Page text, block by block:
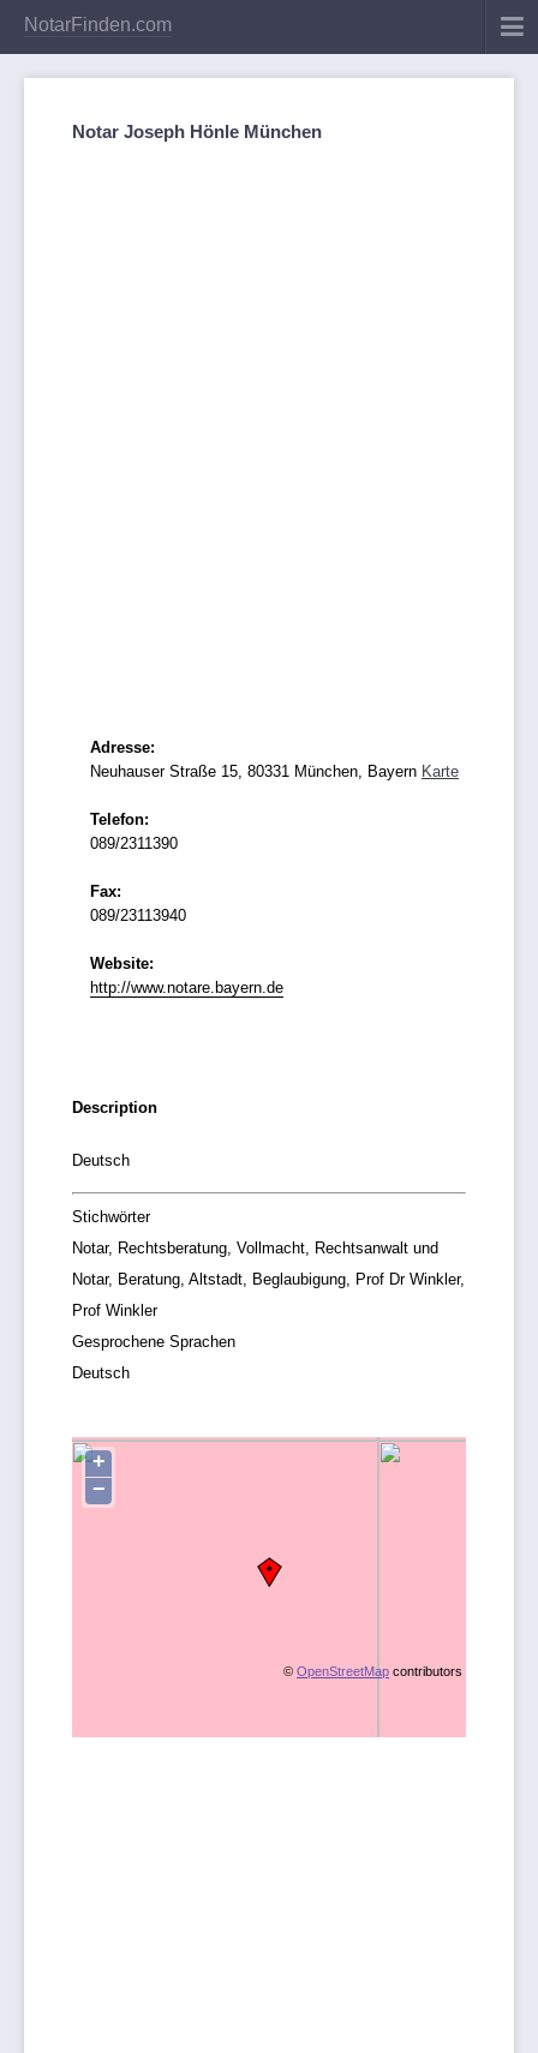
NotarFinden.com
Notar Joseph Hönle München
Adresse:
Neuhauser Straße 15, 80331 München, Bayern Karte
Telefon:
089/2311390
Fax:
089/23113940
Website:
http://www.notare.bayern.de
Description
Deutsch
Stichwörter
Notar, Rechtsberatung, Vollmacht, Rechtsanwalt und
Notar, Beratung, Altstadt, Beglaubigung, Prof Dr Winkler,
Prof Winkler
Gesprochene Sprachen
Deutsch
+
−
© OpenStreetMap contributors